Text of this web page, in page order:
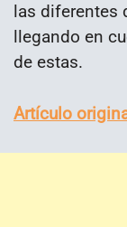
las diferentes
llegando en
de estas.
Artículo